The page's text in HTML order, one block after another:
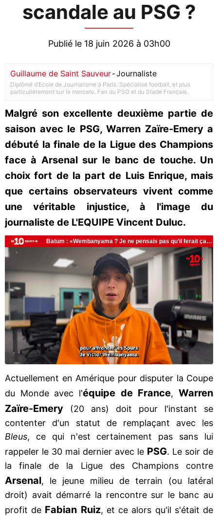
scandale au PSG ?
Publié le 18 juin 2026 à 03h00
Guillaume de Saint Sauveur-Journaliste
Diplômé d’Ecole de Journalisme à Paris. Spécialisé football, et plus
particulièrement sur le mercato. Fan du PSG et du Stade Français.
Malgré son excellente deuxième partie de
saison avec le PSG, Warren Zaïre-Emery a
débuté la finale de la Ligue des Champions
face à Arsenal sur le banc de touche. Un
choix fort de la part de Luis Enrique, mais
que certains observateurs vivent comme
une véritable injustice, à l'image du
journaliste de L'EQUIPE Vincent Duluc.
Actuellement en Amérique pour disputer la Coupe
du Monde avec l'équipe de France,Warren
Zaïre-Emery (20 ans) doit pour l'instant se
contenter d'un statut de remplaçant avec les
Bleus, ce qui n'est certainement pas sans lui
rappeler le 30 mai dernier avec le PSG. Le soir de
la finale de la Ligue des Champions contre
Arsenal, le jeune milieu de terrain (ou latéral
droit) avait démarré la rencontre sur le banc au
profit de Fabian Ruiz, et ce alors qu'il s'était de